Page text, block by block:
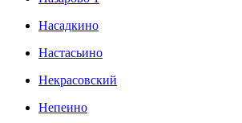
Насадкино
Настасьино
Некрасовский
Непеино